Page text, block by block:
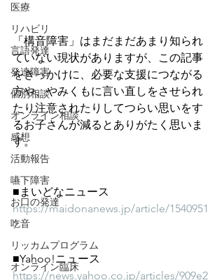
医療
リハビリ
言語発達
発達障害
個別相談
オンライン相談
感想
活動報告
嚥下障害
お口の発達
吃音
リッカムプログラム
オンライン臨床
「構音障害」はまだまだあまり知られ
ていない現状がありますが、この記事
をきっかけに、必要な支援につながる
方や、やみくもに言い直しをさせられ
たり注意されたりしてつらい思いをす
るお子さんが減るとありがたく思いま
す。
■まいどなニュース
https://maidonanews.jp/article/1540951
7
■Yahoo!ニュース
https://news.yahoo.co.jp/articles/909e2